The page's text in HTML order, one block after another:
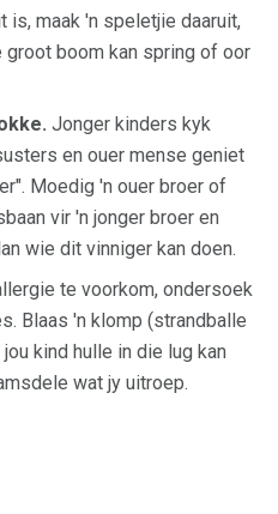
is, maak 'n speletjie daaruit,
boom kan spring of oor
Jonger kinders kyk
en ouer mense geniet
Moedig 'n ouer broer of
vir 'n jonger broer en
wie dit vinniger kan doen.
te voorkom, ondersoek
Blaas 'n klomp (strandballe
kind hulle in die lug kan
wat jy uitroep.